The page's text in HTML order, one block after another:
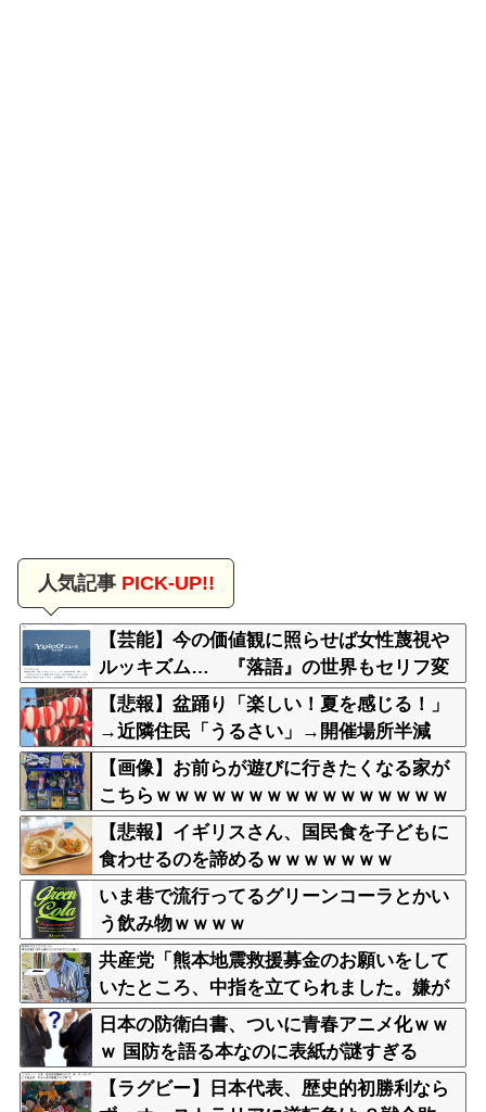
人気記事PICK-UP!!
【芸能】今の価値観に照らせば女性蔑視や
ルッキズム… 『落語』の世界もセリフ変
更や改作、現代にふさわしい表現模索の動
【悲報】盆踊り「楽しい！夏を感じる！」
→近隣住民「うるさい」→開催場所半減
【画像】お前らが遊びに行きたくなる家が
こちらｗｗｗｗｗｗｗｗｗｗｗｗｗｗｗｗ
ｗｗｗｗｗｗｗｗｗｗｗｗｗｗｗｗ
【悲報】イギリスさん、国民食を子どもに
食わせるのを諦めるｗｗｗｗｗｗｗ
いま巷で流行ってるグリーンコーラとかい
う飲み物ｗｗｗｗ
共産党「熊本地震救援募金のお願いをして
いたところ、中指を立てられました。嫌が
らせ酷い」
日本の防衛白書、ついに青春アニメ化ｗｗ
ｗ 国防を語る本なのに表紙が謎すぎる
【ラグビー】日本代表、歴史的初勝利なら